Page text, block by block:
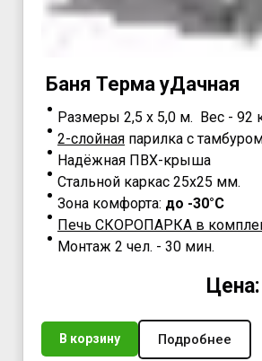
Бaня Teрма уДaчная
Размеры 2,5 х 5,0 м. Вес - 92
2-слойная парилка с
Надёжная ПВХ-крыша
Стальной каркас 25х25 мм.
Зона комфорта: до -30°С
Печь СКОРОПАРКА в
Монтаж 2 чел. - 30 мин.
В корзину Подробнее